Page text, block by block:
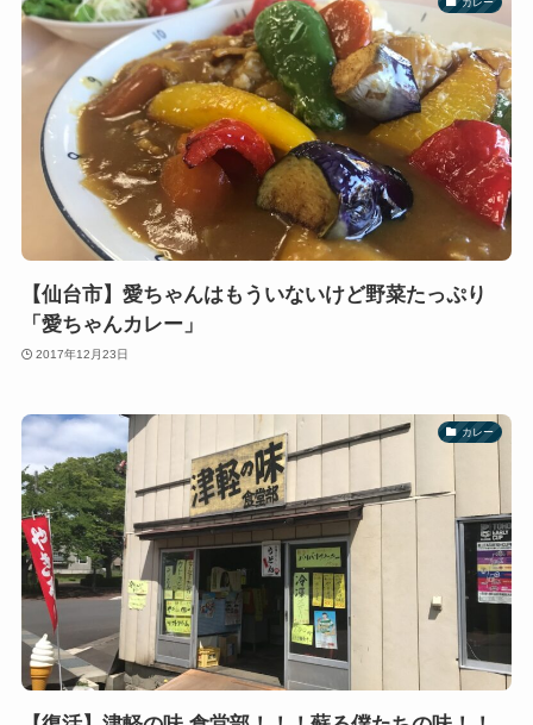
【仙台市】愛ちゃんはもういないけど野菜たっぷり
「愛ちゃんカレー」
2017年12月23日
カレー